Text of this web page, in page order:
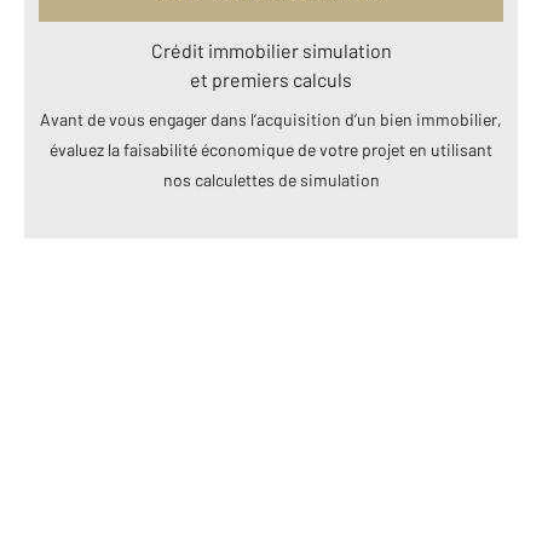
Crédit immobilier simulation
et premiers calculs
Avant de vous engager dans l’acquisition d’un bien immobilier,
évaluez la faisabilité économique de votre projet en utilisant
nos calculettes de simulation